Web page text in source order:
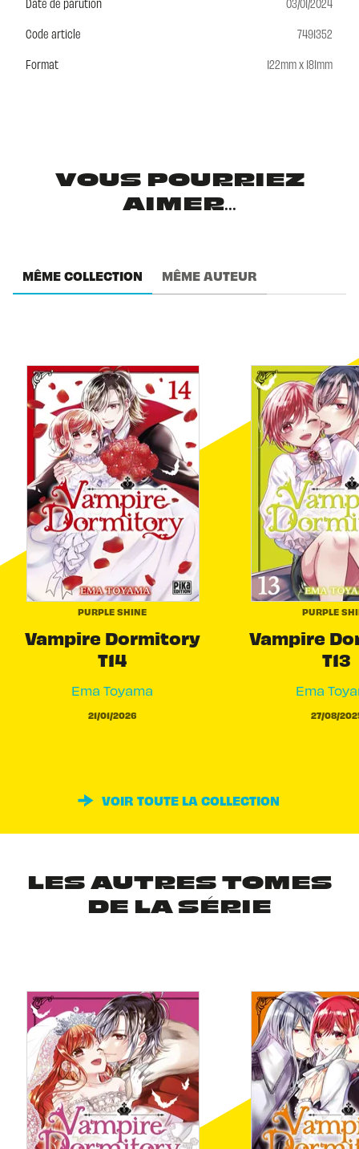
Date de parution
03/01/2024
Code article
7491352
Format
122mm x 181mm
VOUS POURRIEZ
AIMER...
MÊME COLLECTION MÊME AUTEUR
PURPLE SHINE
Vampire Dormitory
T14
Ema Toyama
21/01/2026
PURPLE
Vampire
T13
Ema
27/08/
VOIR TOUTE LA COLLECTION
LES AUTRES TOMES
DE LA SÉRIE